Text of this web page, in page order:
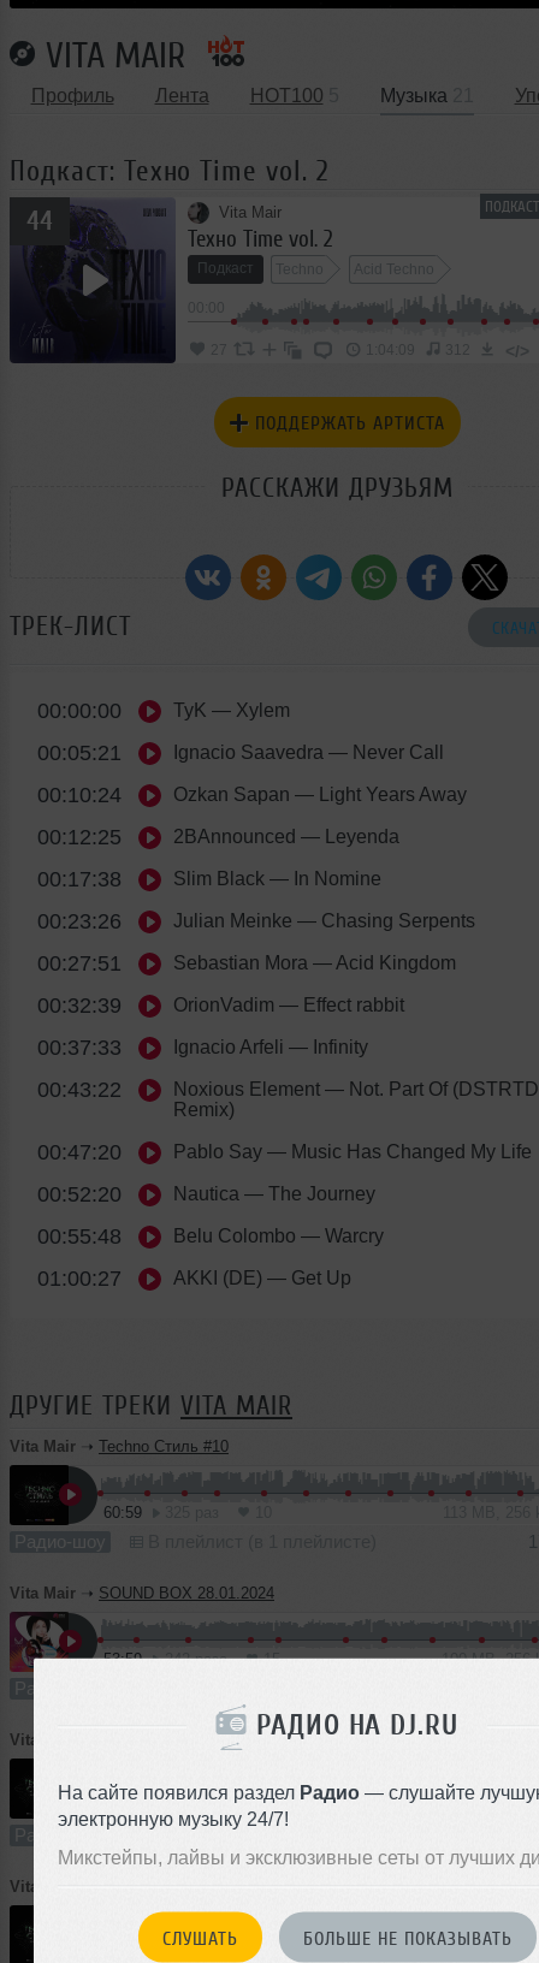
РАДИО НА DJ.RU
На сайте появился раздел Радио — слушайте
электронную музыку 24/7!
Микстейпы, лайвы и эксклюзивные сеты от лучших
СЛУШАТЬ БОЛЬШЕ НЕ ПОКАЗЫВАТЬ
VITA MAIR
Профиль Лента HOT100 Музыка
Подкаст: Техно Time vol. 2
44 Vita Mair
Техно Time vol. 2
Подкаст Techno Acid Techno
27 1:04:09 312 </>
ПОДДЕРЖАТЬ АРТИСТА
РАССКАЖИ ДРУЗЬЯМ
ТРЕК-ЛИСТ
00:00:00 TyK — Xylem
00:05:21 Ignacio Saavedra — Never Call
00:10:24 Ozkan Sapan — Light Years Away
00:12:25 2BAnnounced — Leyenda
00:17:38 Slim Black — In Nomine
00:23:26 Julian Meinke — Chasing Serpents
00:27:51 Sebastian Mora — Acid Kingdom
00:32:39 OrionVadim — Effect rabbit
00:37:33 Ignacio Arfeli — Infinity
00:43:22 Noxious Element — Not. Part Of
Remix)
00:47:20 Pablo Say — Music Has Changed My Life
00:52:20 Nautica — The Journey
00:55:48 Belu Colombo — Warcry
01:00:27 AKKI (DE) — Get Up
ДРУГИЕ ТРЕКИ VITA MAIR
Vita Mair ➝ Techno Стиль #10
60:59
Радио-шоу
Vita Mair ➝ SOUND BOX 28.01.2024
53:59 242 раза 15 100 MB, 256
Радио-шоу
Vita Mair Techno Стиль #9
65:27 200 раз 13 150 MB, 320
Радио-шоу В плейлист
Vita Mair
62:55 16 144 MB,